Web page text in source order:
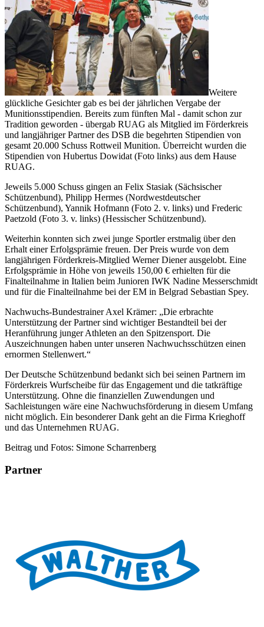
Weitere
glückliche Gesichter gab es bei der jährlichen Vergabe der
Munitionsstipendien. Bereits zum fünften Mal - damit schon zur
Tradition geworden - übergab RUAG als Mitglied im Förderkreis
und langjähriger Partner des DSB die begehrten Stipendien von
gesamt 20.000 Schuss Rottweil Munition. Überreicht wurden die
Stipendien von Hubertus Dowidat (Foto links) aus dem Hause
RUAG.
Jeweils 5.000 Schuss gingen an Felix Stasiak (Sächsischer
Schützenbund), Philipp Hermes (Nordwestdeutscher
Schützenbund), Yannik Hofmann (Foto 2. v. links) und Frederic
Paetzold (Foto 3. v. links) (Hessischer Schützenbund).
Weiterhin konnten sich zwei junge Sportler erstmalig über den
Erhalt einer Erfolgsprämie freuen. Der Preis wurde von dem
langjährigen Förderkreis-Mitglied Werner Diener ausgelobt. Eine
Erfolgsprämie in Höhe von jeweils 150,00 € erhielten für die
Finalteilnahme in Italien beim Junioren IWK Nadine Messerschmidt
und für die Finalteilnahme bei der EM in Belgrad Sebastian Spey.
Nachwuchs-Bundestrainer Axel Krämer: „Die erbrachte
Unterstützung der Partner sind wichtiger Bestandteil bei der
Heranführung junger Athleten an den Spitzensport. Die
Auszeichnungen haben unter unseren Nachwuchsschützen einen
ernormen Stellenwert.“
Der Deutsche Schützenbund bedankt sich bei seinen Partnern im
Förderkreis Wurfscheibe für das Engagement und die tatkräftige
Unterstützung. Ohne die finanziellen Zuwendungen und
Sachleistungen wäre eine Nachwuchsförderung in diesem Umfang
nicht möglich. Ein besonderer Dank geht an die Firma Krieghoff
und das Unternehmen RUAG.
Beitrag und Fotos: Simone Scharrenberg
Partner